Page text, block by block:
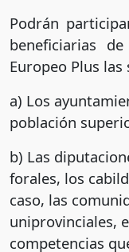
Podrán
beneficiarias
Europeo Plus
a) Los
población
b) Las
forales, los
caso, las
uniprovinciales,
competencias